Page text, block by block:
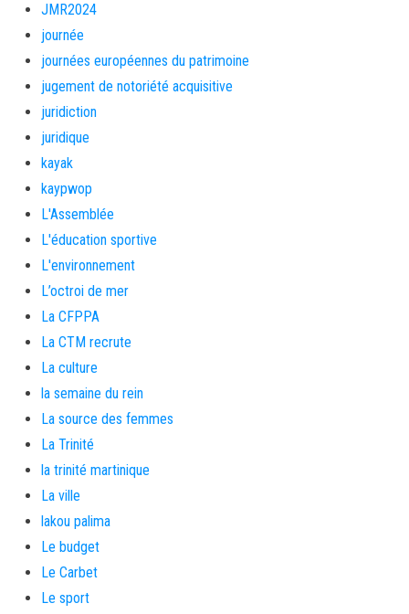
JMR2024
journée
journées européennes du patrimoine
jugement de notoriété acquisitive
juridiction
juridique
kayak
kaypwop
L'Assemblée
L'éducation sportive
L'environnement
L’octroi de mer
La CFPPA
La CTM recrute
La culture
la semaine du rein
La source des femmes
La Trinité
la trinité martinique
La ville
lakou palima
Le budget
Le Carbet
Le sport